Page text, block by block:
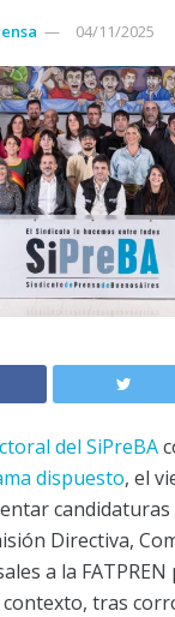
04/11/2025
del SiPreBA
dispuesto, el
Directiva,
a la
contexto, tras